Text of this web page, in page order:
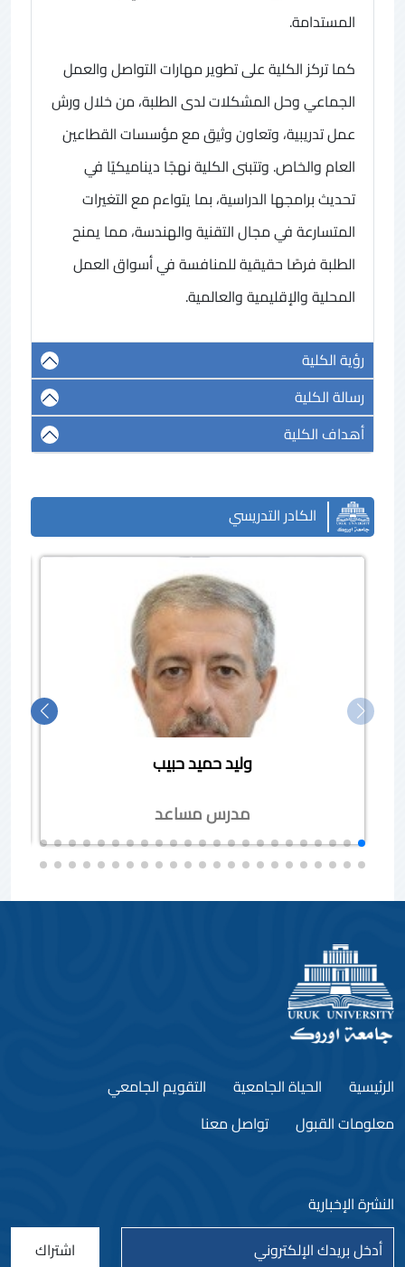
المستدامة.
كما تركز الكلية على تطوير مهارات التواصل والعمل
الجماعي وحل المشكلات لدى الطلبة، من خلال ورش
عمل تدريبية، وتعاون وثيق مع مؤسسات القطاعين
العام والخاص. وتتبنى الكلية نهجًا ديناميكيًا في
تحديث برامجها الدراسية، بما يتواءم مع التغيرات
المتسارعة في مجال التقنية والهندسة، مما يمنح
الطلبة فرصًا حقيقية للمنافسة في أسواق العمل
المحلية والإقليمية والعالمية.
رؤية الكلية
رسالة الكلية
أهداف الكلية
الكادر التدريسي
وليد حميد حبيب
مدرس مساعد
الرئيسية الحياة الجامعية
التقويم الجامعي
معلومات القبول
تواصل معنا
النشرة الإخبارية
اشتراك